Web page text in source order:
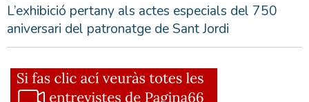
L’exhibició pertany als actes especials del 750
aniversari del patronatge de Sant Jordi